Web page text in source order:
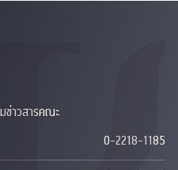
ข่าวสารคณะ
0-2218-1185